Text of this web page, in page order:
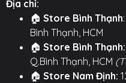
thiết bị Android
Type-C hỗ trợ sạc
Hình ảnh sản
Địa chỉ:
🏠 Store Bình Thạnh
Bình Thạnh, HCM
🏠 Store Bình Thạnh:
Q.Bình Thạnh, HCM
🏠 Store Nam Định: